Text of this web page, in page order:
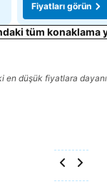
Fiyatları görün
tüm konaklama
en düşük fiyatlara